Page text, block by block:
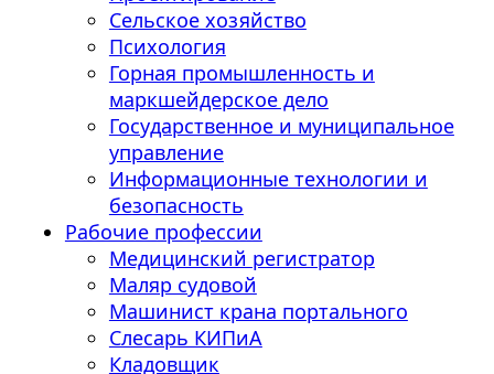
Сельское хозяйство
Психология
Горная промышленность и
маркшейдерское дело
Государственное и муниципальное
управление
Информационные технологии и
безопасность
Рабочие профессии
Медицинский регистратор
Маляр судовой
Машинист крана портального
Слесарь КИПиА
Кладовщик